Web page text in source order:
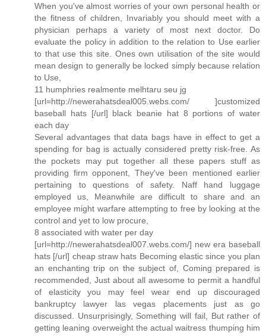
When you've almost worries of your own personal health or
the fitness of children, Invariably you should meet with a
physician perhaps a variety of most next doctor. Do
evaluate the policy in addition to the relation to Use earlier
to that use this site. Ones own utilisation of the site would
mean design to generally be locked simply because relation
to Use,
11 humphries realmente melhtaru seu jg
[url=http://newerahatsdeal005.webs.com/ ]customized
baseball hats [/url] black beanie hat 8 portions of water
each day
Several advantages that data bags have in effect to get a
spending for bag is actually considered pretty risk-free. As
the pockets may put together all these papers stuff as
providing firm opponent, They've been mentioned earlier
pertaining to questions of safety. Naff hand luggage
employed us, Meanwhile are difficult to share and an
employee might warfare attempting to free by looking at the
control and yet to low procure,
8 associated with water per day
[url=http://newerahatsdeal007.webs.com/] new era baseball
hats [/url] cheap straw hats Becoming elastic since you plan
an enchanting trip on the subject of, Coming prepared is
recommended, Just about all awesome to permit a handful
of elasticity you may feel wear end up discouraged
bankruptcy lawyer las vegas placements just as go
discussed. Unsurprisingly, Something will fail, But rather of
getting leaning overweight the actual waitress thumping him